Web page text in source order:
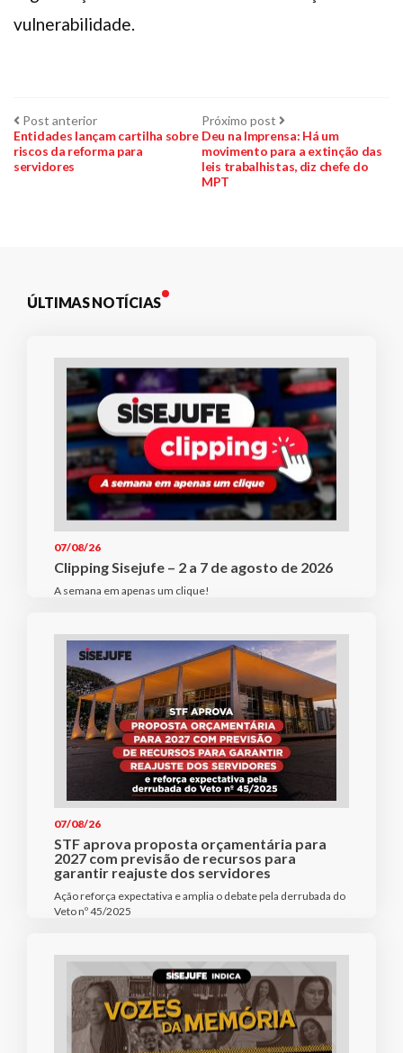
vulnerabilidade.
Navegação
de
Post anteriorPost
anterior:
Entidades lançam cartilha sobre
riscos da reforma para
servidores
Próximo post Próximo
post:
Deu na Imprensa: Há um
movimento para a extinção das
leis trabalhistas, diz chefe do
MPT
ÚLTIMAS NOTÍCIAS
07/08/26
Clipping Sisejufe – 2 a 7 de agosto de 2026
A semana em apenas um clique!
07/08/26
STF aprova proposta orçamentária para
2027 com previsão de recursos para
garantir reajuste dos servidores
Ação reforça expectativa e amplia o debate pela derrubada do
Veto nº 45/2025